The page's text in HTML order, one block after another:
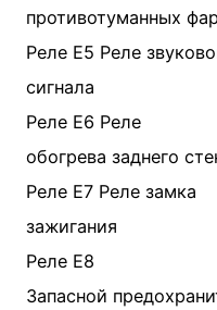
противотуманных фар
Реле E5 Реле
сигнала
Реле E6 Реле
обогрева заднего
Реле E7 Реле замка
зажигания
Реле E8
Запасной